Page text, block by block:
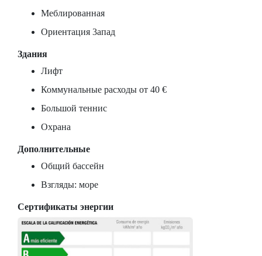
Меблированная
Ориентация 3апад
Здания
Лифт
Коммунальные расходы от 40 €
Большой теннис
Охрана
Дополнительные
Общий бассейн
Взгляды: море
Сертификаты энергии